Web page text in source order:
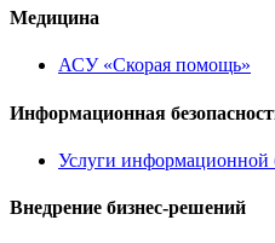
Медицина
АСУ «Скорая помощь»
Информационная
Услуги информационной
Внедрение бизнес-решений